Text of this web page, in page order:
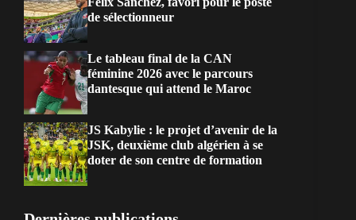
de sélectionneur
Le tableau final de la CAN
féminine 2026 avec le parcours
dantesque qui attend le Maroc
JS Kabylie : le projet d’avenir de la
JSK, deuxième club algérien à se
doter de son centre de formation